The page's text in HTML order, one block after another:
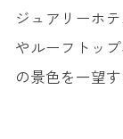
ジュアリーホ
やルーフトッ
の景色を一望